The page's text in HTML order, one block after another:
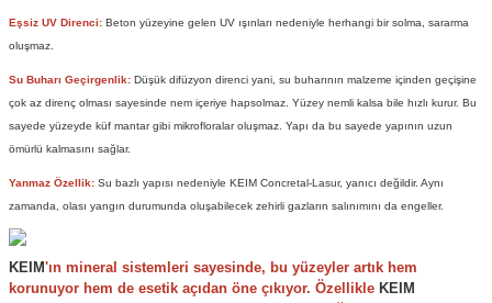
Eşsiz UV Direnci: Beton yüzeyine gelen UV ışınları nedeniyle herhangi bir solma, sararma
oluşmaz.
Su Buharı Geçirgenlik: Düşük difüzyon direnci yani, su buharının malzeme içinden geçişine
çok az direnç olması sayesinde nem içeriye hapsolmaz. Yüzey nemli kalsa bile hızlı kurur. Bu
sayede yüzeyde küf mantar gibi mikrofloralar oluşmaz. Yapı da bu sayede yapının uzun
ömürlü kalmasını sağlar.
Yanmaz Özellik: Su bazlı yapısı nedeniyle KEIM Concretal-Lasur, yanıcı değildir. Aynı
zamanda, olası yangın durumunda oluşabilecek zehirli gazların salınımını da engeller.
KEIM'ın mineral sistemleri sayesinde, bu yüzeyler artık hem
korunuyor hem de esetik açıdan öne çıkıyor. Özellikle KEIM